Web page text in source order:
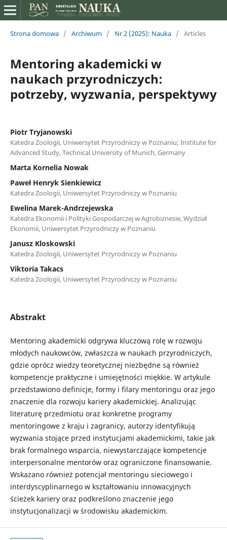
Strona domowa / Archiwum / Nr 2 (2025): Nauka / Articles
Mentoring akademicki w
naukach przyrodniczych:
potrzeby, wyzwania, perspektywy
Piotr Tryjanowski
Katedra Zoologii, Uniwersytet Przyrodniczy w Poznaniu; Institute for
Advanced Study, Technical University of Munich, Germany
Marta Kornelia Nowak
Paweł Henryk Sienkiewicz
Katedra Zoologii, Uniwersytet Przyrodniczy w Poznaniu
Ewelina Marek-Andrzejewska
Katedra Ekonomii i Polityki Gospodarczej w Agrobiznesie, Wydział
Ekonomii, Uniwersytet Przyrodniczy w Poznaniu
Janusz Kloskowski
Katedra Zoologii, Uniwersytet Przyrodniczy w Poznaniu
Viktoria Takacs
Katedra Zoologii, Uniwersytet Przyrodniczy w Poznaniu
Abstrakt
Mentoring akademicki odgrywa kluczową rolę w rozwoju
młodych naukowców, zwłaszcza w naukach przyrodniczych,
gdzie oprócz wiedzy teoretycznej niezbędne są również
kompetencje praktyczne i umiejętności miękkie. W artykule
przedstawiono definicje, formy i filary mentoringu oraz jego
znaczenie dla rozwoju kariery akademickiej. Analizując
literaturę przedmiotu oraz konkretne programy
mentoringowe z kraju i zagranicy, autorzy identyfikują
wyzwania stojące przed instytucjami akademickimi, takie jak
brak formalnego wsparcia, niewystarczające kompetencje
interpersonalne mentorów oraz ograniczone finansowanie.
Wskazano również potencjał mentoringu sieciowego i
interdyscyplinarnego w kształtowaniu innowacyjnych
ścieżek kariery oraz podkreślono znaczenie jego
instytucjonalizacji w środowisku akademickim.